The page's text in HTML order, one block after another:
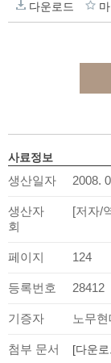
다운로드
사료정보
생산일자 2008.
생산자
[저자/
회
페이지 124
등록번호 28412
기증자 노무
첨부 문서 [다운